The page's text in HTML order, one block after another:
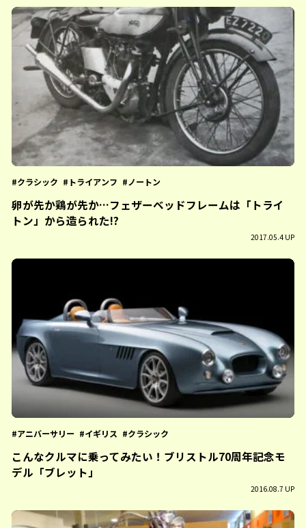
クラシック トライアンフ ノートン
卵が先か鶏が先か…フェザーベッドフレームは「トライ
トン」から造られた!?
2017.05.4 UP
アニバーサリー イギリス クラシック
こんなクルマに乗ってみたい！ブリストル70周年記念モ
デル「ブレット」
2016.08.7 UP